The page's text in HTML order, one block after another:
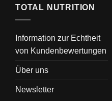
TOTAL NUTRITION
Information zur Echtheit
von Kundenbewertungen
Über uns
Newsletter